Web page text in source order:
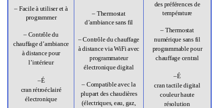
– Facile à utiliser et à
programmer
– Contrôle du
chauffage d’ambiance
à distance pour
l’intérieur
–É
cran rétroéclairé
électronique
– Thermostat
d’ambiance sans fil
– Contrôle du chauffage
à distance via WiFi avec
programmateur
électronique digital
– Compatible avec la
plupart des chaudières
(électriques, eau, gaz,
des préférences de
température
– Thermostat
numérique sans fil
programmable pour
chauffage central
–É
cran tactile digital
couleur haute
résolution